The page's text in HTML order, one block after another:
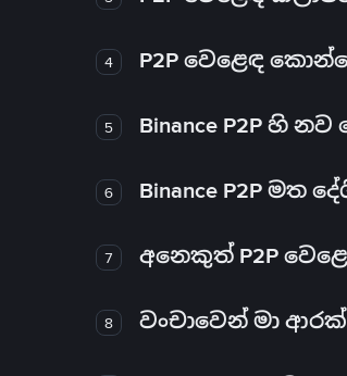
4 P2P වෙළෙඳ
5 Binance P2P හි
6 Binance P2P මත
7 අනෙකුත් P2P
8 වංචාවෙන් මා